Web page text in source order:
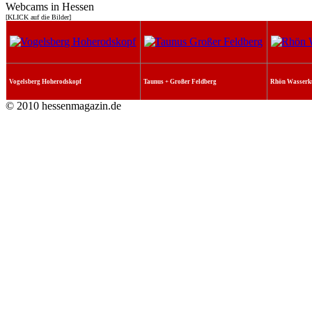
Webcams in Hessen
[KLICK auf die Bilder]
Vogelsberg Hoherodskopf Taunus + Großer Feldberg Rhön
© 2010 hessenmagazin.de